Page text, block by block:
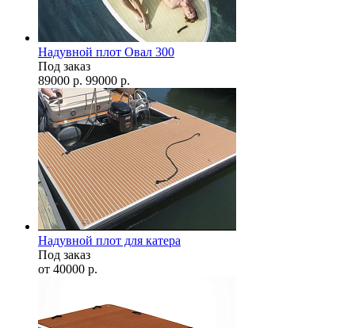
Надувной плот Овал 300
Под заказ
89000 р. 99000 р.
Надувной плот для катера
Под заказ
от 40000 р.